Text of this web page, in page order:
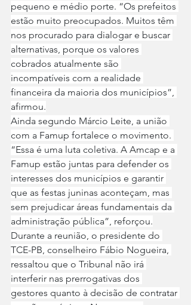
pequeno e médio porte. “Os prefeitos
estão muito preocupados. Muitos têm
nos procurado para dialogar e buscar
alternativas, porque os valores
cobrados atualmente são
incompatíveis com a realidade
financeira da maioria dos municípios”,
afirmou.
Ainda segundo Márcio Leite, a união
com a Famup fortalece o movimento.
“Essa é uma luta coletiva. A Amcap e a
Famup estão juntas para defender os
interesses dos municípios e garantir
que as festas juninas aconteçam, mas
sem prejudicar áreas fundamentais da
administração pública”, reforçou.
Durante a reunião, o presidente do
TCE-PB, conselheiro Fábio Nogueira,
ressaltou que o Tribunal não irá
interferir nas prerrogativas dos
gestores quanto à decisão de contratar